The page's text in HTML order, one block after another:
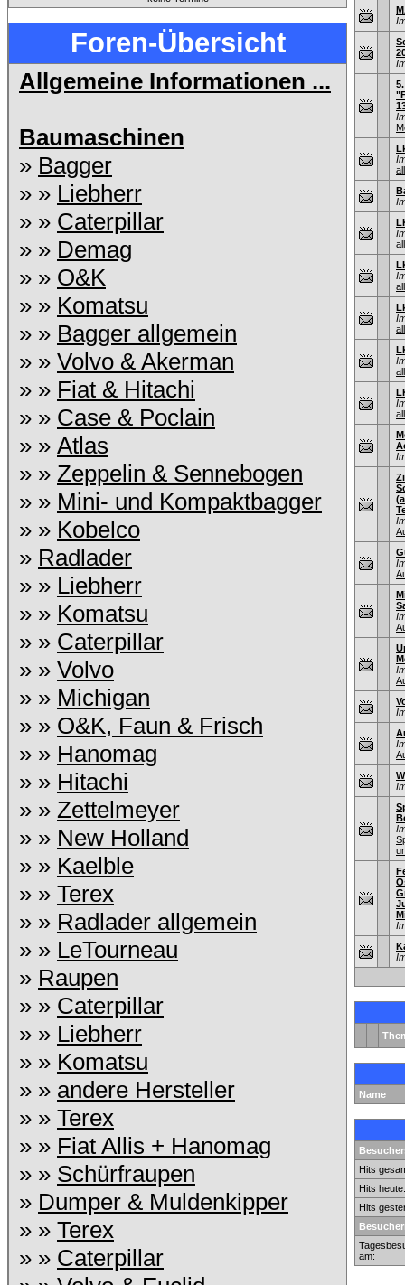
Foren-Übersicht
Allgemeine Informationen ...
Baumaschinen
» Bagger
» » Liebherr
» » Caterpillar
» » Demag
» » O&K
» » Komatsu
» » Bagger allgemein
» » Volvo & Akerman
» » Fiat & Hitachi
» » Case & Poclain
» » Atlas
» » Zeppelin & Sennebogen
» » Mini- und Kompaktbagger
» » Kobelco
» Radlader
» » Liebherr
» » Komatsu
» » Caterpillar
» » Volvo
» » Michigan
» » O&K, Faun & Frisch
» » Hanomag
» » Hitachi
» » Zettelmeyer
» » New Holland
» » Kaelble
» » Terex
» » Radlader allgemein
» » LeTourneau
» Raupen
» » Caterpillar
» » Liebherr
» » Komatsu
» » andere Hersteller
» » Terex
» » Fiat Allis + Hanomag
» » Schürfraupen
» Dumper & Muldenkipper
» » Terex
» » Caterpillar
Name
Hits
Hits heute:
Hits
am: